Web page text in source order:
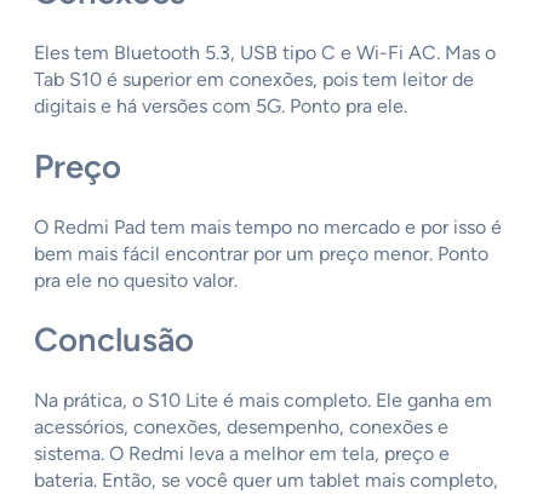
Eles tem Bluetooth 5.3, USB tipo C e Wi-Fi AC. Mas o
Tab S10 é superior em conexões, pois tem leitor de
digitais e há versões com 5G. Ponto pra ele.
Preço
O Redmi Pad tem mais tempo no mercado e por isso é
bem mais fácil encontrar por um preço menor. Ponto
pra ele no quesito valor.
Conclusão
Na prática, o S10 Lite é mais completo. Ele ganha em
acessórios, conexões, desempenho, conexões e
sistema. O Redmi leva a melhor em tela, preço e
bateria. Então, se você quer um tablet mais completo,